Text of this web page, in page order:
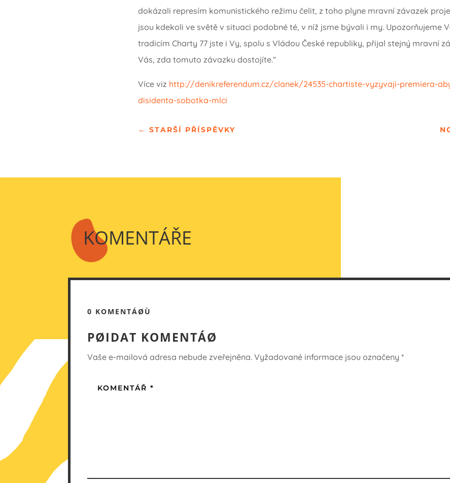
dokázali represím komunistického režimu čelit, z toho plyne mravní závazek
jsou kdekoli ve světě v situaci podobné té, v níž jsme bývali i my. Upozorňujeme
tradicím Charty 77 jste i Vy, spolu s Vládou České republiky, přijal stejný mravní
Vás, zda tomuto závazku dostojíte.“
Více viz http://denikreferendum.cz/clanek/24535-chartiste-vyzyvaji-premiera-
disidenta-sobotka-mlci
← STARŠÍ PŘÍSPĚVKY
KOMENTÁŘE
0 KOMENTÁØÙ
PØIDAT KOMENTÁØ
Vaše e-mailová adresa nebude zveřejněna. Vyžadované informace jsou označeny *